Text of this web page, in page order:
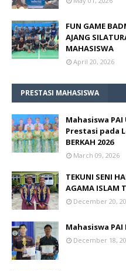
FUN GAME
AJANG
MAHASISWA
April 20, 2026
PRESTASI MAHASISWA
Mahasiswa
Prestasi pada
BERKAH 2026
March 09, 2026
TEKUNI SENI
AGAMA ISLAM
December 20,
Mahasiswa PAI
December 18,